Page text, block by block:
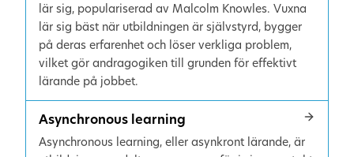
lär sig, populariserad av Malcolm Knowles. Vuxna
lär sig bäst när utbildningen är självstyrd, bygger
på deras erfarenhet och löser verkliga problem,
vilket gör andragogiken till grunden för effektivt
lärande på jobbet.
Asynchronous learning
Asynchronous learning, eller asynkront lärande, är